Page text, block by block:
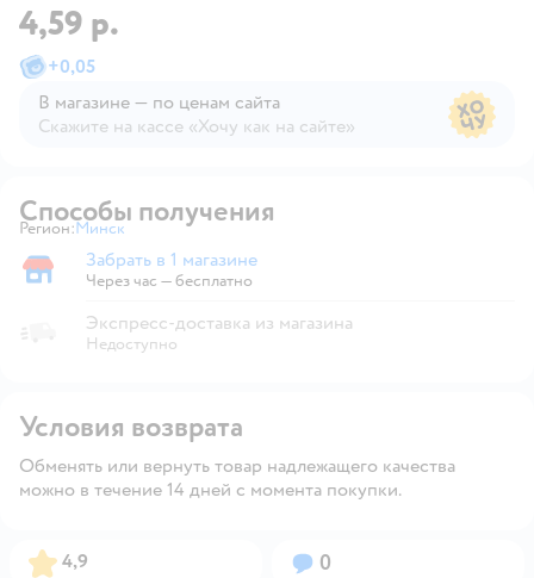
4,59 р.
+0,05
В магазине — по ценам сайта
Скажите на кассе «Хочу как на сайте»
Способы получения
Регион: Выбор адреса доставки.
Минск
Забрать в магазине
Забрать в 1 магазине
Через час — бесплатно
Экспресс-доставка из магазина
Недоступно
Условия возврата
Обменять или вернуть товар надлежащего качества
можно в течение 14 дней с момента покупки.
Рейтинг:
4,9 Вопросов:
0